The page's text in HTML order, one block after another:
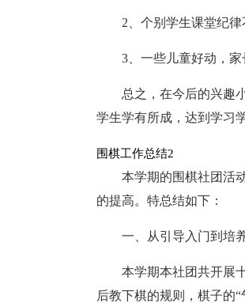
2、个别学生课堂纪律
3、一些儿童好动，
总之，在今后的兴趣
学生学有所成，达到学习
围棋工作总结2
本学期的围棋社团活
的提高。特总结如下：
一、从引导入门到培
本学期本社团共开展
后教下棋的规则，棋子的